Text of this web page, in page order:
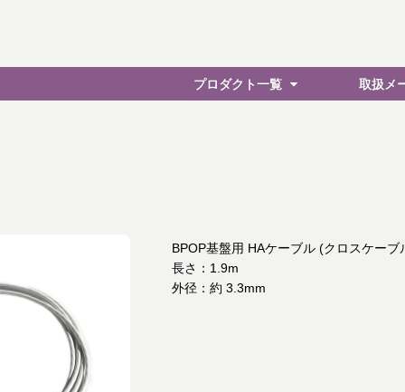
BPOP基盤用 HAケーブル (クロスケーブ
長さ：1.9m
外径：約 3.3mm
プロダクト一覧 取扱メ